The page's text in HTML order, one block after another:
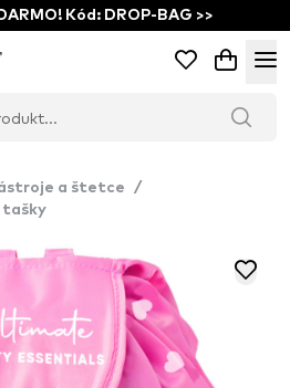
Kód: DROP-BAG >>
a štetce
/
tašky